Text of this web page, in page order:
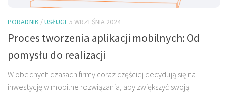
PORADNIK /USŁUGI 5 WRZEŚNIA 2024
Proces tworzenia aplikacji mobilnych: Od
pomysłu do realizacji
W obecnych czasach firmy coraz częściej decydują się na
inwestycję w mobilne rozwiązania, aby zwiększyć swoją